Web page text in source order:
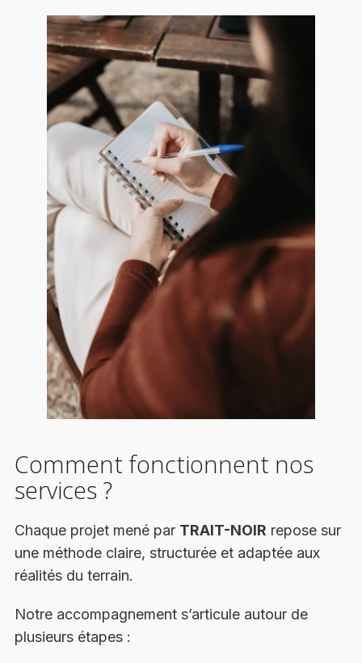
Comment fonctionnent nos
services ?
Chaque projet mené par TRAIT-NOIR repose sur
une méthode claire, structurée et adaptée aux
réalités du terrain.
Notre accompagnement s’articule autour de
plusieurs étapes :